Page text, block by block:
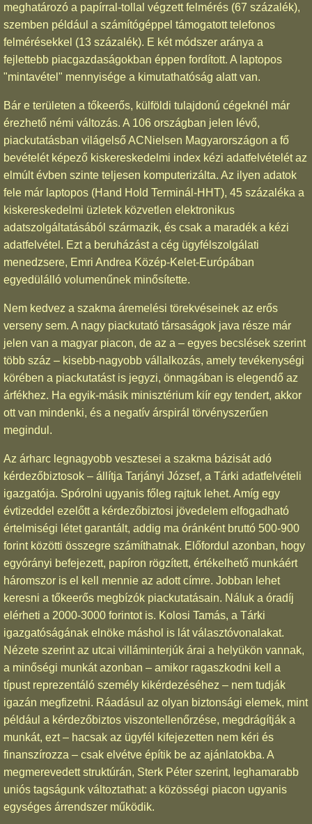
meghatározó a papírral-tollal végzett felmérés (67 százalék),
szemben például a számítógéppel támogatott telefonos
felmérésekkel (13 százalék). E két módszer aránya a
fejlettebb piacgazdaságokban éppen fordított. A laptopos
"mintavétel" mennyisége a kimutathatóság alatt van.
Bár e területen a tőkeerős, külföldi tulajdonú cégeknél már
érezhető némi változás. A 106 országban jelen lévő,
piackutatásban világelső ACNielsen Magyarországon a fő
bevételét képező kiskereskedelmi index kézi adatfelvételét az
elmúlt évben szinte teljesen komputerizálta. Az ilyen adatok
fele már laptopos (Hand Hold Terminál-HHT), 45 százaléka a
kiskereskedelmi üzletek közvetlen elektronikus
adatszolgáltatásából származik, és csak a maradék a kézi
adatfelvétel. Ezt a beruházást a cég ügyfélszolgálati
menedzsere, Emri Andrea Közép-Kelet-Európában
egyedülálló volumenűnek minősítette.
Nem kedvez a szakma áremelési törekvéseinek az erős
verseny sem. A nagy piackutató társaságok java része már
jelen van a magyar piacon, de az a – egyes becslések szerint
több száz – kisebb-nagyobb vállalkozás, amely tevékenységi
körében a piackutatást is jegyzi, önmagában is elegendő az
árfékhez. Ha egyik-másik minisztérium kiír egy tendert, akkor
ott van mindenki, és a negatív árspirál törvényszerűen
megindul.
Az árharc legnagyobb vesztesei a szakma bázisát adó
kérdezőbiztosok – állítja Tarjányi József, a Tárki adatfelvételi
igazgatója. Spórolni ugyanis főleg rajtuk lehet. Amíg egy
évtizeddel ezelőtt a kérdezőbiztosi jövedelem elfogadható
értelmiségi létet garantált, addig ma óránként bruttó 500-900
forint közötti összegre számíthatnak. Előfordul azonban, hogy
egyórányi befejezett, papíron rögzített, értékelhető munkáért
háromszor is el kell mennie az adott címre. Jobban lehet
keresni a tőkeerős megbízók piackutatásain. Náluk a óradíj
elérheti a 2000-3000 forintot is. Kolosi Tamás, a Tárki
igazgatóságának elnöke máshol is lát választóvonalakat.
Nézete szerint az utcai villáminterjúk árai a helyükön vannak,
a minőségi munkát azonban – amikor ragaszkodni kell a
típust reprezentáló személy kikérdezéséhez – nem tudják
igazán megfizetni. Ráadásul az olyan biztonsági elemek, mint
például a kérdezőbiztos viszontellenőrzése, megdrágítják a
munkát, ezt – hacsak az ügyfél kifejezetten nem kéri és
finanszírozza – csak elvétve építik be az ajánlatokba. A
megmerevedett struktúrán, Sterk Péter szerint, leghamarabb
uniós tagságunk változtathat: a közösségi piacon ugyanis
egységes árrendszer működik.